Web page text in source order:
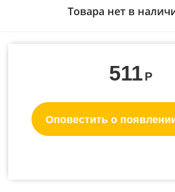
Товара нет в
511 Р
Оповестить о